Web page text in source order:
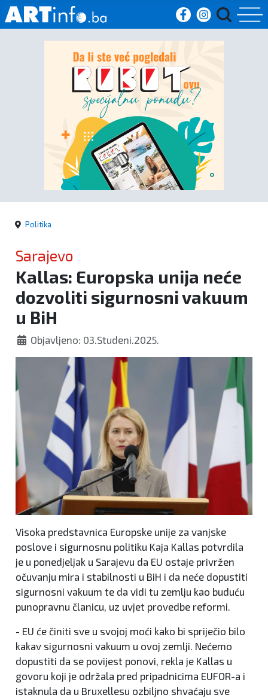
Početna
Kultura
kronika
Politika
Zanimljivosti
Politika
Sarajevo
Kallas: Europska unija neće
dozvoliti sigurnosni vakuum
u BiH
Objavljeno: 03.Studeni.2025.
Visoka predstavnica Europske unije za vanjske
poslove i sigurnosnu politiku Kaja Kallas potvrdila
je u ponedjeljak u Sarajevu da EU ostaje privržen
očuvanju mira i stabilnosti u BiH i da neće dopustiti
sigurnosni vakuum te da vidi tu zemlju kao buduću
punopravnu članicu, uz uvjet provedbe reformi.
- EU će činiti sve u svojoj moći kako bi spriječio bilo
kakav sigurnosni vakuum u ovoj zemlji. Nećemo
dopustiti da se povijest ponovi, rekla je Kallas u
govoru koji je održala pred pripadnicima EUFOR-a i
istaknula da u Bruxellesu ozbiljno shvaćaju sve